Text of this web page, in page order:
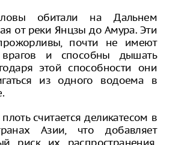
обитали на Дальнем
от реки Янцзы до Амура. Эти
почти не имеют
врагов и способны дышать
этой способности они
из одного водоема в
считается деликатесом в
Азии, что добавляет